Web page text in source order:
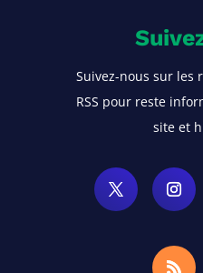
Suivez-nous sur les
RSS pour reste
site et